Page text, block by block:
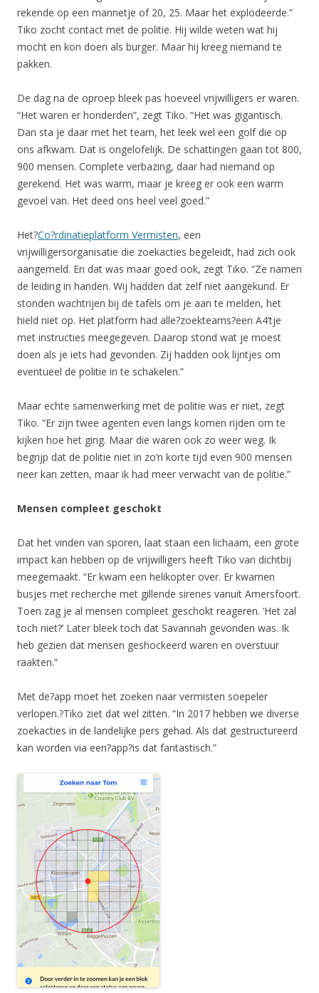
rekende op een mannetje of 20, 25. Maar het explodeerde.”
Tiko zocht contact met de politie. Hij wilde weten wat hij
mocht en kon doen als burger. Maar hij kreeg niemand te
pakken.
De dag na de oproep bleek pas hoeveel vrijwilligers er waren.
“Het waren er honderden”, zegt Tiko. “Het was gigantisch.
Dan sta je daar met het team, het leek wel een golf die op
ons afkwam. Dat is ongelofelijk. De schattingen gaan tot 800,
900 mensen. Complete verbazing, daar had niemand op
gerekend. Het was warm, maar je kreeg er ook een warm
gevoel van. Het deed ons heel veel goed.”
Het?Co?rdinatieplatform Vermisten, een
vrijwilligersorganisatie die zoekacties begeleidt, had zich ook
aangemeld. En dat was maar goed ook, zegt Tiko. “Ze namen
de leiding in handen. Wij hadden dat zelf niet aangekund. Er
stonden wachtrijen bij de tafels om je aan te melden, het
hield niet op. Het platform had alle?zoekteams?een A4’tje
met instructies meegegeven. Daarop stond wat je moest
doen als je iets had gevonden. Zij hadden ook lijntjes om
eventueel de politie in te schakelen.”
Maar echte samenwerking met de politie was er niet, zegt
Tiko. “Er zijn twee agenten even langs komen rijden om te
kijken hoe het ging. Maar die waren ook zo weer weg. Ik
begrijp dat de politie niet in zo’n korte tijd even 900 mensen
neer kan zetten, maar ik had meer verwacht van de politie.”
Mensen compleet geschokt
Dat het vinden van sporen, laat staan een lichaam, een grote
impact kan hebben op de vrijwilligers heeft Tiko van dichtbij
meegemaakt. “Er kwam een helikopter over. Er kwamen
busjes met recherche met gillende sirenes vanuit Amersfoort.
Toen zag je al mensen compleet geschokt reageren. ‘Het zal
toch niet?’ Later bleek toch dat Savannah gevonden was. Ik
heb gezien dat mensen geshockeerd waren en overstuur
raakten.”
Met de?app moet het zoeken naar vermisten soepeler
verlopen.?Tiko ziet dat wel zitten. “In 2017 hebben we diverse
zoekacties in de landelijke pers gehad. Als dat gestructureerd
kan worden via een?app?is dat fantastisch.”